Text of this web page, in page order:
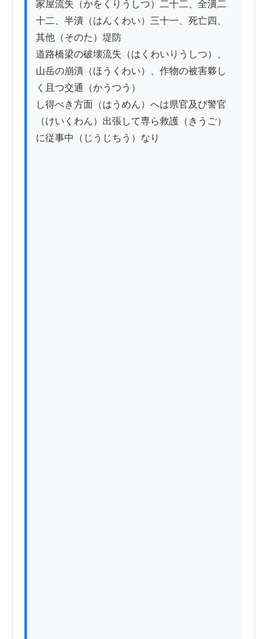
家屋流失（かをくりうしつ）二十二、全潰二
十二、半潰（はんくわい）三十一、死亡四、
其他（そのた）堤防
道路橋梁の破壊流失（はくわいりうしつ）、
山岳の崩潰（ほうくわい）、作物の被害夥し
く且つ交通（かうつう）
し得べき方面（はうめん）へは県官及び警官
（けいくわん）出張して専ら救護（きうご）
に従事中（じうじちう）なり